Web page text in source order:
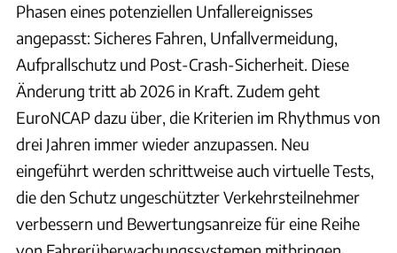
Phasen eines potenziellen Unfallereignisses
angepasst: Sicheres Fahren, Unfallvermeidung,
Aufprallschutz und Post-Crash-Sicherheit. Diese
Änderung tritt ab 2026 in Kraft. Zudem geht
EuroNCAP dazu über, die Kriterien im Rhythmus von
drei Jahren immer wieder anzupassen. Neu
eingeführt werden schrittweise auch virtuelle Tests,
die den Schutz ungeschützter Verkehrsteilnehmer
verbessern und Bewertungsanreize für eine Reihe